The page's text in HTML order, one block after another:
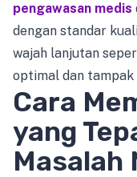
pengawasan medis
dengan standar
wajah lanjutan
optimal dan tampak
Cara
yang
Masalah